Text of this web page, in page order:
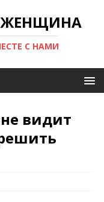
ЖЕНЩИНА
С НАМИ
видит